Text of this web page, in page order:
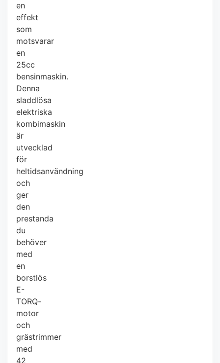
en
effekt
som
motsvarar
en
25cc
bensinmaskin.
Denna
sladdlösa
elektriska
kombimaskin
är
utvecklad
för
heltidsanvändning
och
ger
den
prestanda
du
behöver
med
en
borstlös
E-
TORQ-
motor
och
grästrimmer
med
42